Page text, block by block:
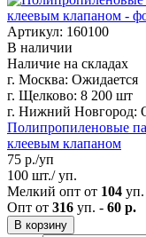
Артикул: 160100
В наличии
Наличие на складах
г. Москва: Ожидается
г. Щелково: 8 200 шт
г. Нижний Новгород:
Полипропиленовые
клеевым клапаном
75 р./уп
100 шт./ уп.
Мелкий опт от 104
Опт от 316 уп. - 60 р.
В корзину